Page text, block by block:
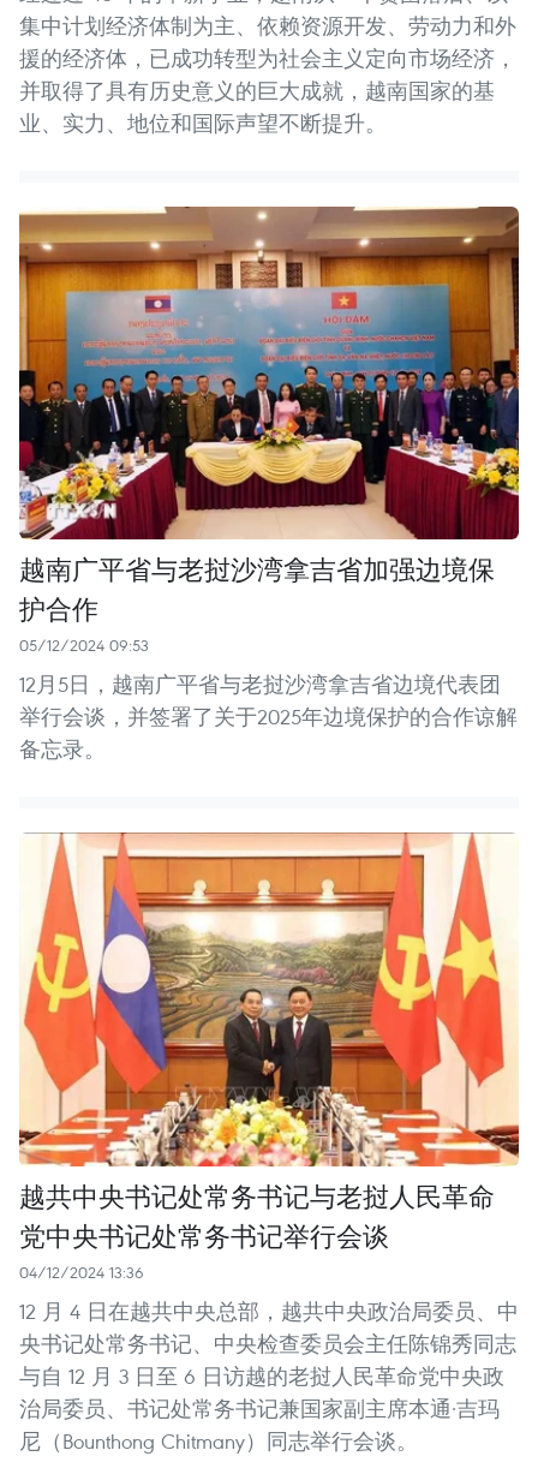
集中计划经济体制为主、依赖资源开发、劳动力和外
援的经济体，已成功转型为社会主义定向市场经济，
并取得了具有历史意义的巨大成就，越南国家的基
业、实力、地位和国际声望不断提升。
越南广平省与老挝沙湾拿吉省加强边境保
护合作
05/12/2024 09:53
12月5日，越南广平省与老挝沙湾拿吉省边境代表团
举行会谈，并签署了关于2025年边境保护的合作谅解
备忘录。
越共中央书记处常务书记与老挝人民革命
党中央书记处常务书记举行会谈
04/12/2024 13:36
12 月 4 日在越共中央总部，越共中央政治局委员、中
央书记处常务书记、中央检查委员会主任陈锦秀同志
与自 12 月 3 日至 6 日访越的老挝人民革命党中央政
治局委员、书记处常务书记兼国家副主席本通·吉玛
尼（Bounthong Chitmany）同志举行会谈。